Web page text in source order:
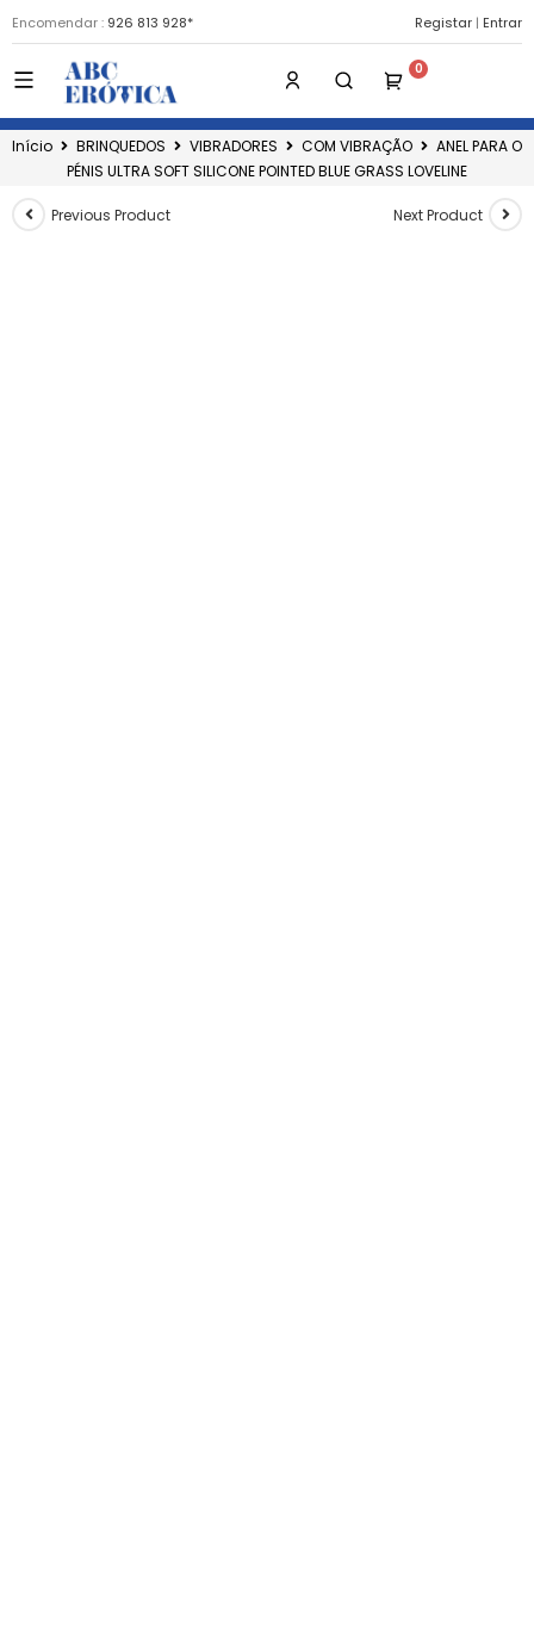
Encomendar : 926 813 928* Registar | Entrar
Início BRINQUEDOS VIBRADORES COM VIBRAÇÃO
ANEL PARA O
PÉNIS ULTRA SOFT SILICONE POINTED BLUE GRASS LOVELINE
Previous Product Next Product